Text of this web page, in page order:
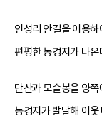
인성리 안길을 이용하
편평한 농경지가 나온
단산과 모슬봉을 양
농경지가 발달해 이